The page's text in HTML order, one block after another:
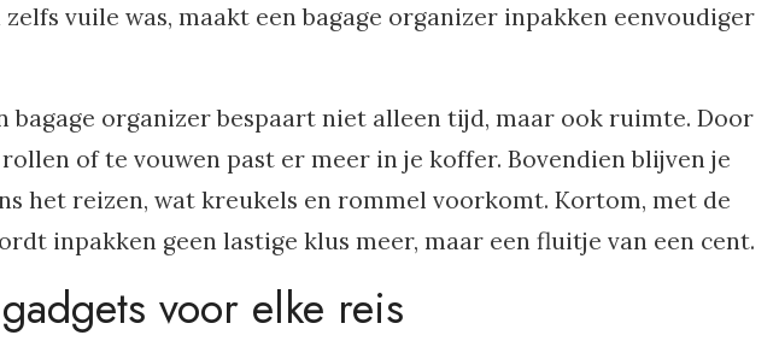
zelfs vuile was, maakt een bagage organizer inpakken eenvoudiger
bagage organizer bespaart niet alleen tijd, maar ook ruimte. Door
of te vouwen past er meer in je koffer. Bovendien blijven je
het reizen, wat kreukels en rommel voorkomt. Kortom, met de
inpakken geen lastige klus meer, maar een fluitje van een cent.
voor elke reis